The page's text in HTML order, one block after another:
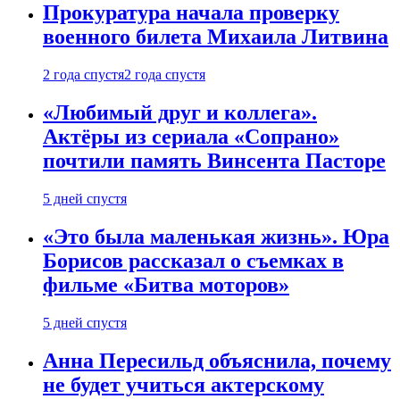
Прокуратура начала проверку
военного билета Михаила Литвина
2 года спустя2 года спустя
«Любимый друг и коллега».
Актёры из сериала «Сопрано»
почтили память Винсента Пасторе
5 дней спустя
«Это была маленькая жизнь». Юра
Борисов рассказал о съемках в
фильме «Битва моторов»
5 дней спустя
Анна Пересильд объяснила, почему
не будет учиться актерскому